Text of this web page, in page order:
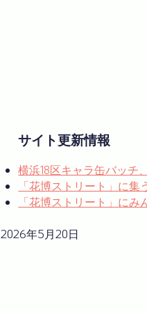
サイト更新情報
横浜18区キャラ缶バッチ
「花博ストリート」に
「花博ストリート」に
2026年5月20日